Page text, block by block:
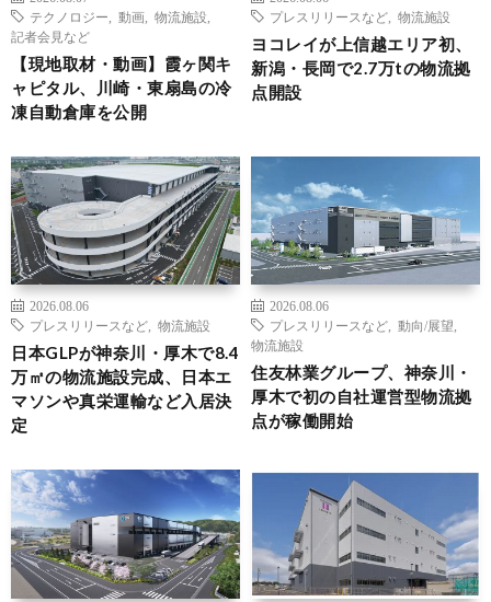
テクノロジー
動画 物流施設
記者会見など
【現地取材・動画】霞ヶ関キ
ャピタル、川崎・東扇島の冷
凍自動倉庫を公開
プレスリリースなど
物流施設
ヨコレイが上信越エリア初、
新潟・長岡で2.7万tの物流拠
点開設
2026.08.06
プレスリリースなど
物流施設
日本GLPが神奈川・厚木で8.4
万㎡の物流施設完成、日本エ
マソンや真栄運輸など入居決
定
2026.08.06
プレスリリースなど
動向/展望
物流施設
住友林業グループ、神奈川・
厚木で初の自社運営型物流拠
点が稼働開始